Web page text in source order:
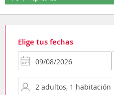
Elige tus fechas